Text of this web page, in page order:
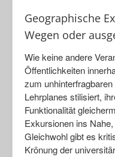
Geographische
Wegen oder
Wie keine andere
Öffentlichkeiten
zum
Lehrplanes stilisiert,
Funktionalität
Exkursionen ins
Gleichwohl gibt es
Krönung der